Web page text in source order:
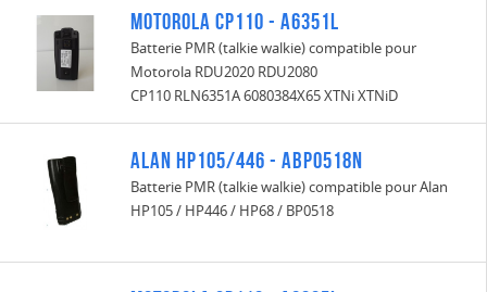
Motorola CP110 - A6351L
Batterie PMR (talkie walkie) compatible pour
Motorola RDU2020 RDU2080
CP110 RLN6351A 6080384X65 XTNi XTNiD
Alan HP105/446 - ABP0518N
Batterie PMR (talkie walkie) compatible pour Alan
HP105 / HP446 / HP68 / BP0518